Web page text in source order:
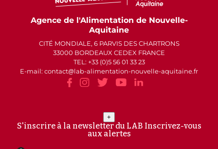
Agence de l'Alimentation de Nouvelle-
Aquitaine
CITÉ MONDIALE, 6 PARVIS DES CHARTRONS
33000 BORDEAUX CEDEX FRANCE
TEL: +33 (0)5 56 01 33 23
E-mail: contact
lab-alimentation-nouvelle-aquitaine.fr
+
S'inscrire à la newsletter du LAB Inscrivez-vous
aux alertes